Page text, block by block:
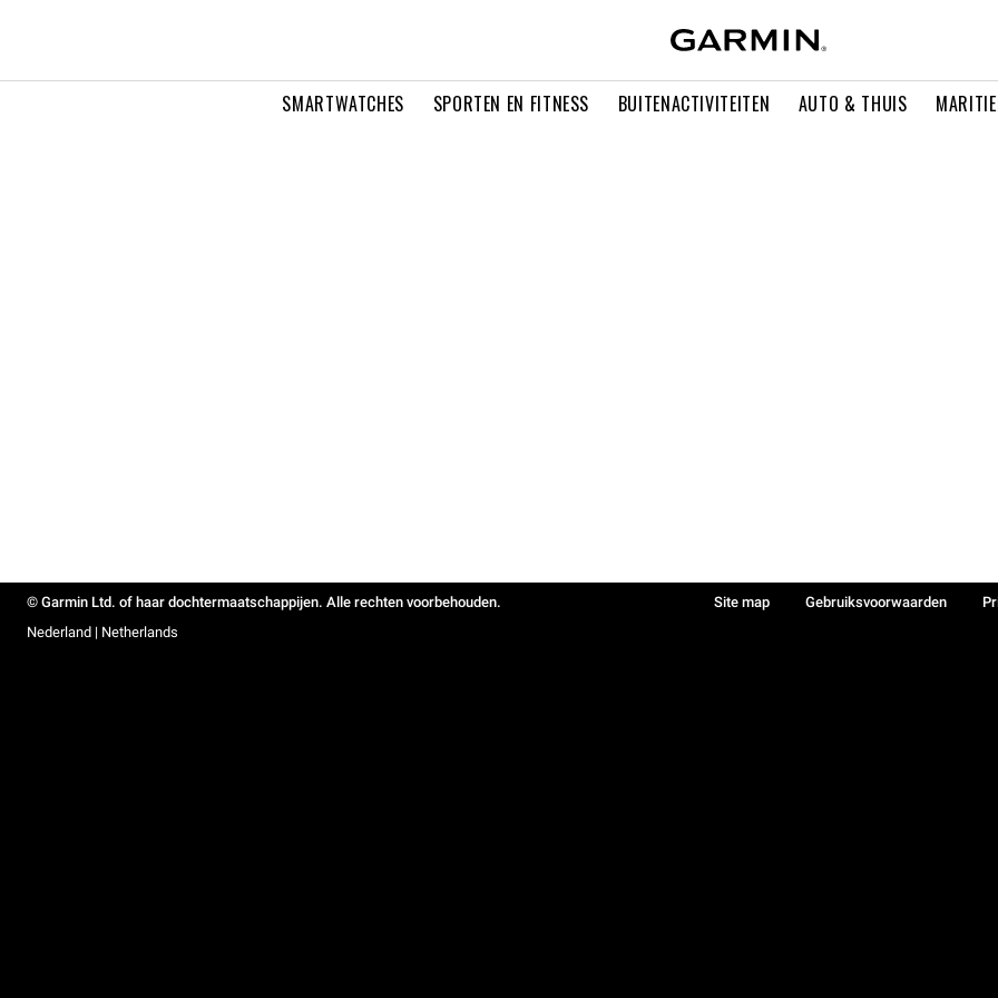
SMARTWATCHES SPORTEN EN FITNESS BUITENACTIVITEITEN AUTO & THUIS
© Garmin Ltd. of haar dochtermaatschappijen. Alle rechten voorbehouden. Site map Gebruiksvoorwaarden
Nederland | Netherlands